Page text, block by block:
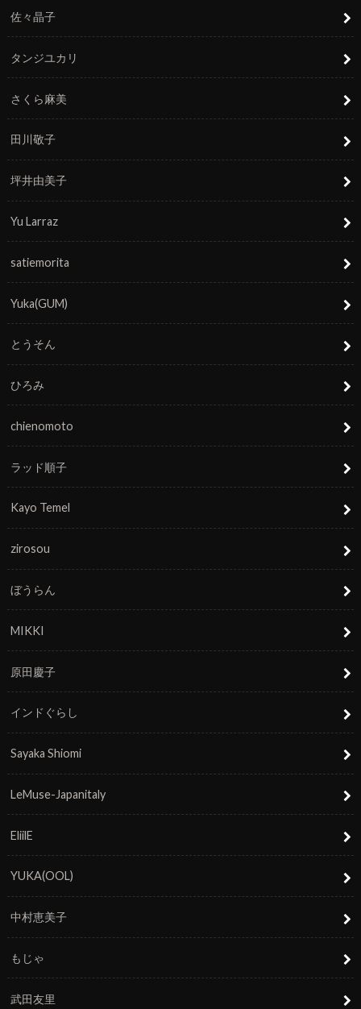
佐々晶子
タンジユカリ
さくら麻美
田川敬子
坪井由美子
Yu Larraz
satiemorita
Yuka(GUM)
とうそん
ひろみ
chienomoto
ラッド順子
Kayo Temel
zirosou
ぼうらん
MIKKI
原田慶子
インドぐらし
Sayaka Shiomi
LeMuse-Japanitaly
EliilE
YUKA(OOL)
中村恵美子
もじゃ
武田友里